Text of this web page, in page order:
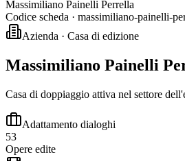
Massimiliano Painelli Perrella
Codice scheda · massimiliano-painelli-
Azienda · Casa di edizione
Massimiliano Painelli
Casa di doppiaggio attiva nel settore
Adattamento dialoghi
53
Opere edite